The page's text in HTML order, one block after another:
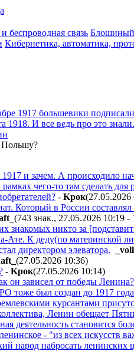
беспроводная связь
Кибернетика, автоматика,
1917 большевики
1918. И все ведь про это
Польшу?
и зачем. А происходило
чего-то там сделать для
- Kpoк(27.05.2026
Который в России
(743 знак., 27.05.2026 10:19 -
знакомых никто за
К деду(по материнской
директором элеватора.
(27.05.2026 10:36)
- Kpoк(27.05.2026 10:14)
он зависел от победы Ленина?
был создан до 1917 года.
курсантами
Ленин обещает
деятельность становится
- "из всех искусств
народ набросать